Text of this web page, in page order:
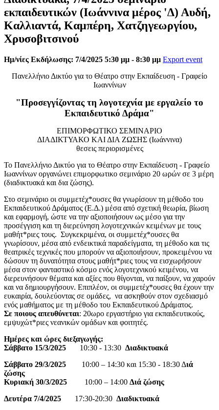
εκπαιδευτικών (Ιωάννινα μέρος 'Δ) Αυδή,
Καλλιαντά, Καμπέρη, Χατζηγεωργίου,
Χρυσοβιτσινού
Ημ/νίες Εκδήλωσης: 7/4/2025 5:30 μμ - 8:30 μμ Export event
Πανελλήνιο Δικτύο για το Θέατρο στην Εκπαίδευση - Γραφείο
Ιωαννίνων
"Προσεγγίζοντας τη λογοτεχνία με εργαλείο το
Εκπαιδευτικό Δράμα"
ΕΠΙΜΟΡΦΩΤΙΚΟ ΣΕΜΙΝΑΡΙΟ
ΔΙΑΔΙΚΤΥΑΚΟ ΚΑΙ ΔΙΑ ΖΩΣΗΣ (Ιωάννινα)
θεσεις περιορισμένες
Το Πανελλήνιο Δικτύο για το Θέατρο στην Εκπαίδευση - Γραφείο
Ιωαννίνων οργανώνει επιμορφωτικο σεμινάριο 20 ωρών σε 3 μέρη
(διαδικτυακά και δια ζώσης).
Στο σεμινάριο οι συμμετέχ*ουσες θα γνωρίσουν τη μέθοδο του
Εκπαιδευτικού Δράματος (Ε.Δ.) μέσα από σχετική θεωρία, βίωση
και εφαρμογή, ώστε να την αξιοποιήσουν ως μέσο για την
προσέγγιση και τη διερεύνηση λογοτεχνικών κειμένων με τους
μαθήτ*ριες τους. Συγκεκριμένα, οι συμμετέχ*ουσες θα
γνωρίσουν, μέσα από ενδεικτικά παραδείγματα, τη μέθοδο και τις
θεατρικές τεχνικές που μπορούν να αξιοποιήσουν, προκειμένου να
δώσουν τη δυνατότητα στους μαθήτ*ριες τους να εισχωρήσουν
μέσα στον φανταστικό κόσμο ενός λογοτεχνικού κειμένου, να
διερευνήσουν θέματα και αξίες που θίγονται, να παίξουν, να χαρούν
και να δημιουργήσουν. Επιπλέον, οι συμμετέχ*ουσες θα έχουν την
ευκαιρία, δουλεύοντας σε ομάδες, να ασκηθούν στον σχεδιασμό
ενός μαθήματος με τη μέθοδο του Εκπαιδευτικού Δράματος.
Σε ποιους απευθύνεται: 20ωρο εργαστήριο για εκπαιδευτικούς,
εμψυχώτ*ριες νεανικών ομάδων και φοιτητές.
Ημέρες και ώρες διεξαγωγής:
Σάββατο 15/3/2025
10:30 - 13:30 Διαδικτυακά
Σάββατο 29/3/2025 10:00 – 14:30 και 15:30 - 18:30 Διά
ζώσης
Κυριακή 30/3/2025
10:00 – 14:00 Διά ζώσης
Δευτέρα 7/4/2025
17:30-20:30 Διαδικτυακά